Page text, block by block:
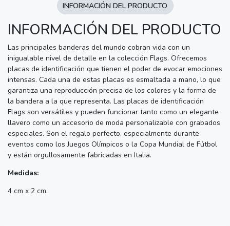
INFORMACIÓN DEL PRODUCTO
Las principales banderas del mundo cobran vida con un
inigualable nivel de detalle en la colección Flags. Ofrecemos
placas de identificación que tienen el poder de evocar emociones
intensas. Cada una de estas placas es esmaltada a mano, lo que
garantiza una reproducción precisa de los colores y la forma de
la bandera a la que representa. Las placas de identificación
Flags son versátiles y pueden funcionar tanto como un elegante
llavero como un accesorio de moda personalizable con grabados
especiales. Son el regalo perfecto, especialmente durante
eventos como los Juegos Olímpicos o la Copa Mundial de Fútbol
y están orgullosamente fabricadas en Italia.
Medidas:
4 cm x 2 cm.
INFORMACIÓN DEL PRODUCTO